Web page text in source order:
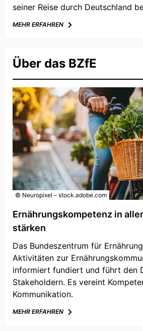
seiner Reise durch Deutschland
MEHR ERFAHREN
© Neuropixel – stock.adobe.com
Über das BZfE
Ernährungskompetenz in
stärken
Das Bundeszentrum für
Aktivitäten zur
informiert fundiert und führt den
Stakeholdern. Es vereint
Kommunikation.
MEHR ERFAHREN